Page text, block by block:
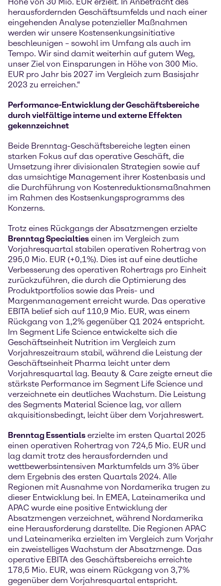
herausfordernden Geschäftsumfelds und nach einer
eingehenden Analyse potenzieller Maßnahmen
werden wir unsere Kostensenkungsinitiative
beschleunigen – sowohl im Umfang als auch im
Tempo. Wir sind damit weiterhin auf gutem Weg,
unser Ziel von Einsparungen in Höhe von 300 Mio.
EUR pro Jahr bis 2027 im Vergleich zum Basisjahr
2023 zu erreichen.“
Performance-Entwicklung der Geschäftsbereiche
durch vielfältige interne und externe Effekten
gekennzeichnet
Beide Brenntag-Geschäftsbereiche legten einen
starken Fokus auf das operative Geschäft, die
Umsetzung ihrer divisionalen Strategien sowie auf
das umsichtige Management ihrer Kostenbasis und
die Durchführung von Kostenreduktionsmaßnahmen
im Rahmen des Kostsenkungsprogramms des
Konzerns.
Trotz eines Rückgangs der Absatzmengen erzielte
Brenntag Specialties einen im Vergleich zum
Vorjahresquartal stabilen operativen Rohertrag von
295,0 Mio. EUR (+0,1%). Dies ist auf eine deutliche
Verbesserung des operativen Rohertrags pro Einheit
zurückzuführen, die durch die Optimierung des
Produktportfolios sowie das Preis- und
Margenmanagement erreicht wurde. Das operative
EBITA belief sich auf 110,9 Mio. EUR, was einem
Rückgang von 1,2% gegenüber Q1 2024 entspricht.
Im Segment Life Science entwickelte sich die
Geschäftseinheit Nutrition im Vergleich zum
Vorjahreszeitraum stabil, während die Leistung der
Geschäftseinheit Pharma leicht unter dem
Vorjahresquartal lag. Beauty & Care zeigte erneut die
stärkste Performance im Segment Life Science und
verzeichnete ein deutliches Wachstum. Die Leistung
des Segments Material Science lag, vor allem
akquisitionsbedingt, leicht über dem Vorjahreswert.
Brenntag Essentials erzielte im ersten Quartal 2025
einen operativen Rohertrag von 724,5 Mio. EUR und
lag damit trotz des herausfordernden und
wettbewerbsintensiven Marktumfelds um 3% über
dem Ergebnis des ersten Quartals 2024. Alle
Regionen mit Ausnahme von Nordamerika trugen zu
dieser Entwicklung bei. In EMEA, Lateinamerika und
APAC wurde eine positive Entwicklung der
Absatzmengen verzeichnet, während Nordamerika
eine Herausforderung darstellte. Die Regionen APAC
und Lateinamerika erzielten im Vergleich zum Vorjahr
ein zweistelliges Wachstum der Absatzmenge. Das
operative EBITA des Geschäftsbereichs erreichte
178,5 Mio. EUR, was einem Rückgang von 3,7%
gegenüber dem Vorjahresquartal entspricht.